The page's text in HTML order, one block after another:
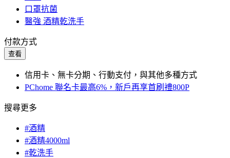
口罩抗菌
醫強 酒精乾洗手
付款方式
查看
信用卡、無卡分期、行動支付，與其他多種方式
PChome 聯名卡最高6%，新戶再享首刷禮800P
搜尋更多
#酒精
#酒精4000ml
#乾洗手